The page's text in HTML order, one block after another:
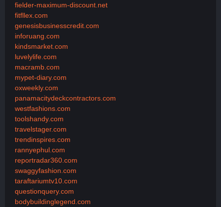
fielder-maximum-discount.net
fitfllex.com
genesisbusinesscredit.com
inforuang.com
kindsmarket.com
luvelylife.com
macramb.com
mypet-diary.com
oxweekly.com
panamacitydeckcontractors.com
westfashions.com
toolshandy.com
travelstager.com
trendinspires.com
rannyephul.com
reportradar360.com
swaggyfashion.com
taraftariumtv10.com
questionquery.com
bodybuildinglegend.com